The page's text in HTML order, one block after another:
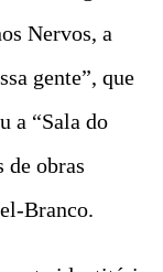
Nervos, a
gente”, que
a “Sala do
de obras
Branco.